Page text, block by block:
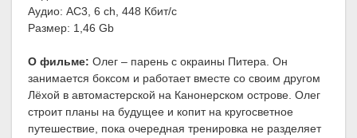
Аудио: AC3, 6 ch, 448 Кбит/с
Размер: 1,46 Gb
О фильме: Олег – парень с окраины Питера. Он
занимается боксом и работает вместе со своим другом
Лёхой в автомастерской на Канонерском острове. Олег
строит планы на будущее и копит на кругосветное
путешествие, пока очередная тренировка не разделяет